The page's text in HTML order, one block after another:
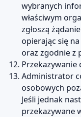
wybranych
właściwym
zgłoszą
opierając się
oraz zgodnie z
Administrator
osobowych
Jeśli jednak
przekazywane